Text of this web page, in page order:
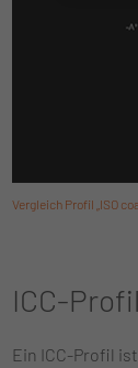
Vergleich Profil „ISO
ICC-
Ein ICC-Profil